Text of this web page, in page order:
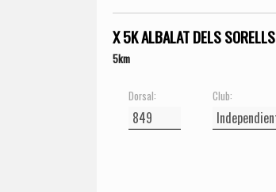
X 5K ALBALAT DELS SORELLS
5km
Dorsal: Club: